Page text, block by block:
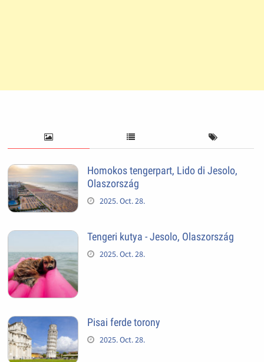
Homokos tengerpart, Lido di Jesolo,
Olaszország
2025. Oct. 28.
Tengeri kutya - Jesolo, Olaszország
2025. Oct. 28.
Pisai ferde torony
2025. Oct. 28.